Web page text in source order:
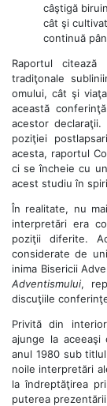
câştigă
cât şi
continuă
Raportul
tradiţonale
omului, cât şi
această
acestor
poziţiei
acesta, raportul
ci se încheie cu
acest studiu în
În realitate, nu
interpretări era
poziţii diferite.
considerate de
inima Bisericii
Adventismului,
discuţiile
Privită din
ajunge la
anul 1980 sub titlul
noile interpretări
la îndreptăţirea
puterea